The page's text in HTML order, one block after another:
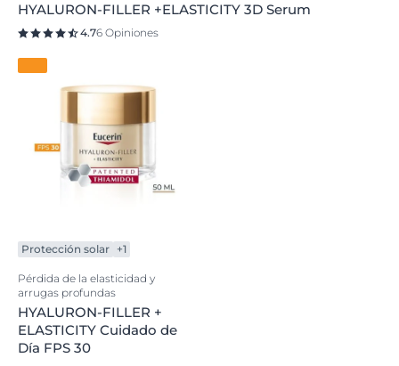
HYALURON-FILLER +ELASTICITY 3D Serum
4.76 Opiniones
Protección solar +1
Pérdida de la elasticidad y
arrugas profundas
HYALURON-FILLER +
ELASTICITY Cuidado de
Día FPS 30